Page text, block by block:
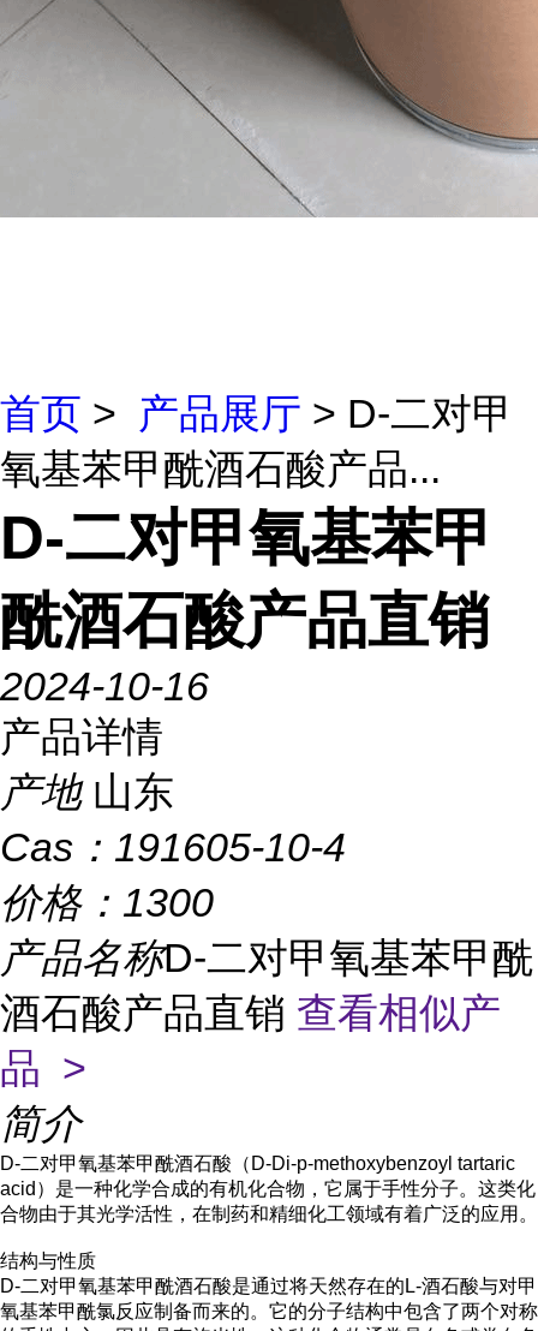
首页 > 产品展厅 > D-二对甲
氧基苯甲酰酒石酸产品...
D-二对甲氧基苯甲
酰酒石酸产品直销
2024-10-16
产品详情
产地 山东
Cas： 191605-10-4
价格： 1300
产品名称D-二对甲氧基苯甲酰
酒石酸产品直销 查看相似产
品 >
简介
D-二对甲氧基苯甲酰酒石酸（D-Di-p-methoxybenzoyl tartaric
acid）是一种化学合成的有机化合物，它属于手性分子。这类化
合物由于其光学活性，在制药和精细化工领域有着广泛的应用。
结构与性质
D-二对甲氧基苯甲酰酒石酸是通过将天然存在的L-酒石酸与对甲
氧基苯甲酰氯反应制备而来的。它的分子结构中包含了两个对称